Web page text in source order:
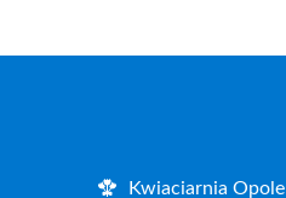
Kwiaciarnia Opole